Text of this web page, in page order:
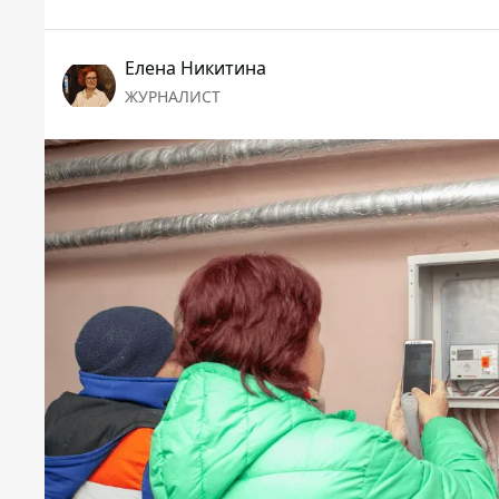
Елена Никитина
ЖУРНАЛИСТ